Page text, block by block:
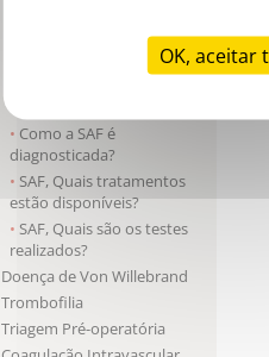
SAF, Quais são os sinais
Quais são os sinais clínicos?
Como a SAF é
diagnosticada?
SAF, Quais tratamentos
estão disponíveis?
SAF, Quais são os testes
realizados?
Doença de Von Willebrand
Trombofilia
Triagem Pré-operatória
OK, aceitar